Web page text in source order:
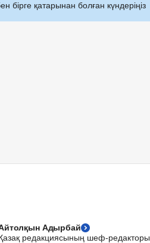
бірге қатарынан болған күндеріңіз
Адырбай
редакциясының шеф-редакторы